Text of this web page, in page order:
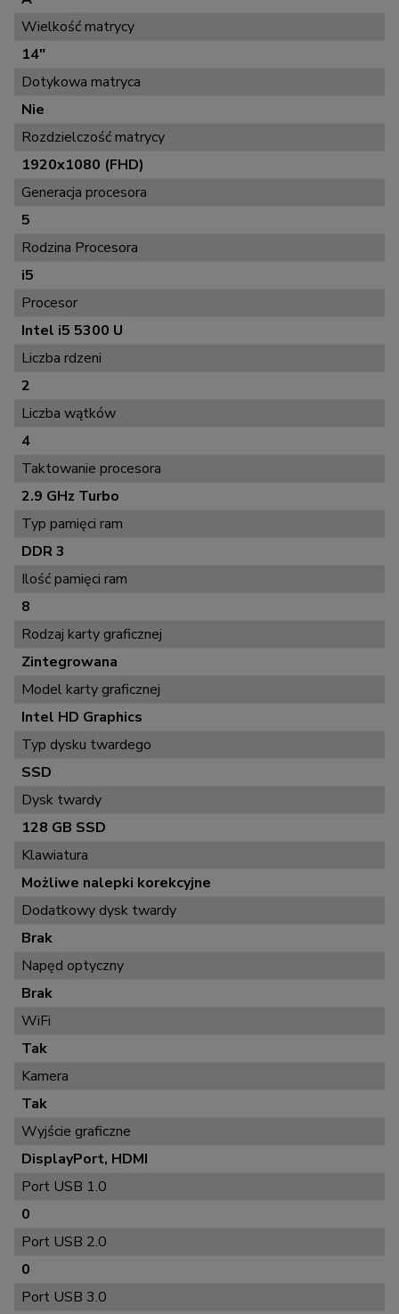
Wielkość matrycy
14"
Dotykowa matryca
Nie
Rozdzielczość matrycy
1920x1080 (FHD)
Generacja procesora
5
Rodzina Procesora
i5
Procesor
Intel i5 5300 U
Liczba rdzeni
2
Liczba wątków
4
Taktowanie procesora
2.9 GHz Turbo
Typ pamięci ram
DDR 3
Ilość pamięci ram
8
Rodzaj karty graficznej
Zintegrowana
Model karty graficznej
Intel HD Graphics
Typ dysku twardego
SSD
Dysk twardy
128 GB SSD
Klawiatura
Możliwe nalepki korekcyjne
Dodatkowy dysk twardy
Brak
Napęd optyczny
Brak
WiFi
Tak
Kamera
Tak
Wyjście graficzne
DisplayPort, HDMI
Port USB 1.0
0
Port USB 2.0
0
Port USB 3.0